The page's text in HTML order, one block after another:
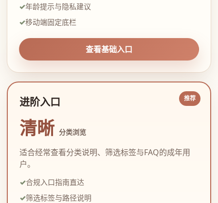
年龄提示与隐私建议
移动端固定底栏
查看基础入口
进阶入口
清晰 分类浏览
适合经常查看分类说明、筛选标签与FAQ的成年用
户。
合规入口指南直达
筛选标签与路径说明